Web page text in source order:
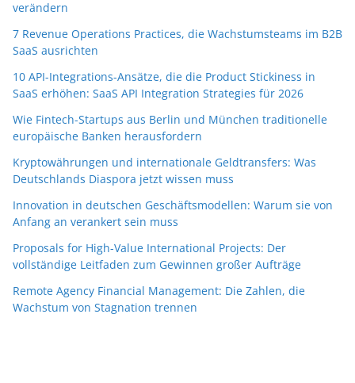
verändern
7 Revenue Operations Practices, die Wachstumsteams im B2B
SaaS ausrichten
10 API-Integrations-Ansätze, die die Product Stickiness in
SaaS erhöhen: SaaS API Integration Strategies für 2026
Wie Fintech-Startups aus Berlin und München traditionelle
europäische Banken herausfordern
Kryptowährungen und internationale Geldtransfers: Was
Deutschlands Diaspora jetzt wissen muss
Innovation in deutschen Geschäftsmodellen: Warum sie von
Anfang an verankert sein muss
Proposals for High-Value International Projects: Der
vollständige Leitfaden zum Gewinnen großer Aufträge
Remote Agency Financial Management: Die Zahlen, die
Wachstum von Stagnation trennen